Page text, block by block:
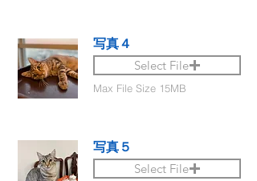
写真４
Select File
Max File Size 15MB
写真５
Select File